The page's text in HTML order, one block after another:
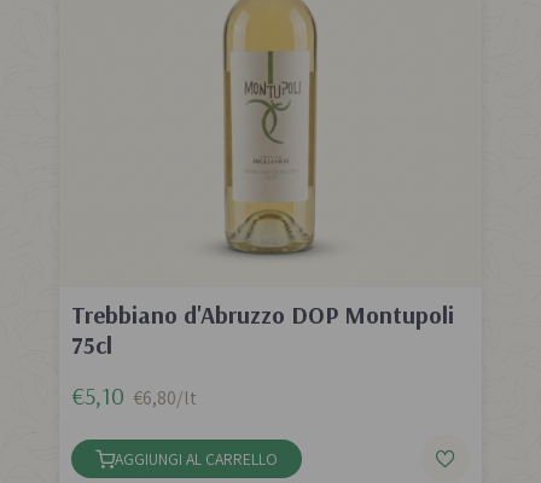
Trebbiano d'Abruzzo DOP Montupoli
75cl
€5,10 €6,80/lt
AGGIUNGI AL CARRELLO